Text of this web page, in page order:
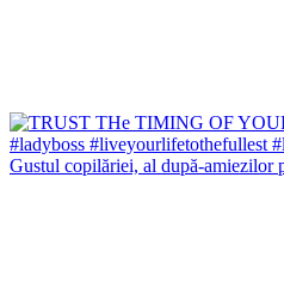
Gustul copilăriei, al după-amiezilor